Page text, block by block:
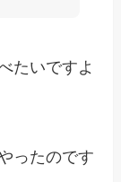
たいですよ
ったのです